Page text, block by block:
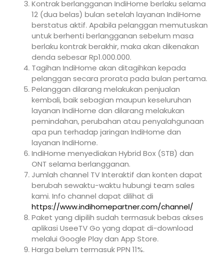
Kontrak berlangganan IndiHome berlaku selama
12 (dua belas) bulan setelah layanan IndiHome
berstatus aktif. Apabila pelanggan memutuskan
untuk berhenti berlangganan sebelum masa
berlaku kontrak berakhir, maka akan dikenakan
denda sebesar Rp1.000.000.
Tagihan IndiHome akan ditagihkan kepada
pelanggan secara prorata pada bulan pertama.
Pelanggan dilarang melakukan penjualan
kembali, baik sebagian maupun keseluruhan
layanan IndiHome dan dilarang melakukan
pemindahan, perubahan atau penyalahgunaan
apa pun terhadap jaringan IndiHome dan
layanan IndiHome.
IndiHome menyediakan Hybrid Box (STB) dan
ONT selama berlangganan.
Jumlah channel TV Interaktif dan konten dapat
berubah sewaktu-waktu hubungi team sales
kami. Info channel dapat dilihat di
https://www.indihomepartner.com/channel/
Paket yang dipilih sudah termasuk bebas akses
aplikasi UseeTV Go yang dapat di-download
melalui Google Play dan App Store.
Harga belum termasuk PPN 11%.